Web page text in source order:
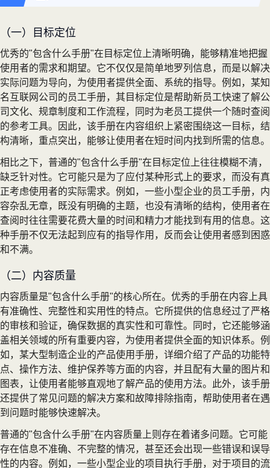
（一）目标定位
优秀的"包含什么手册"在目标定位上清晰明确，能够精准地把握
使用者的需求和期望。它不仅仅是简单地罗列信息，而是以解决
实际问题为导向，为使用者提供全面、系统的指导。例如，某知
名互联网公司的员工手册，其目标定位是帮助新员工快速了解公
司文化、规章制度和工作流程，同时为老员工提供一个随时查阅
的参考工具。因此，该手册在内容组织上紧密围绕这一目标，结
构清晰，重点突出，能够让使用者在短时间内找到所需的信息。
相比之下，普通的"包含什么手册"在目标定位上往往模糊不清，
缺乏针对性。它可能只是为了应付某种形式上的要求，而没有真
正考虑使用者的实际需求。例如，一些小型企业的员工手册，内
容杂乱无章，既没有明确的主题，也没有清晰的结构，使用者在
查阅时往往需要花费大量的时间和精力才能找到有用的信息。这
种手册不仅无法起到应有的指导作用，反而会让使用者感到困惑
和不满。
（二）内容质量
内容质量是"包含什么手册"的核心所在。优秀的手册在内容上具
有准确性、完整性和实用性的特点。它所提供的信息经过了严格
的审核和验证，确保数据的真实性和可靠性。同时，它还能够涵
盖相关领域的所有重要内容，为使用者提供全面的知识体系。例
如，某大型制造企业的产品使用手册，详细介绍了产品的功能特
点、操作方法、维护保养等方面的内容，并且配有大量的图片和
图表，让使用者能够直观地了解产品的使用方法。此外，该手册
还提供了常见问题的解决方案和故障排除指南，帮助使用者在遇
到问题时能够快速解决。
普通的"包含什么手册"在内容质量上则存在着诸多问题。它可能
存在信息不准确、不完整的情况，甚至还会出现一些错误和误导
性的内容。例如，一些小型企业的项目执行手册，对于项目的流